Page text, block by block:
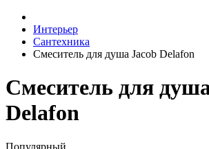
Интерьер
Сантехника
Смеситель для душа Jacob Delafon
Смеситель для
Delafon
Популярный